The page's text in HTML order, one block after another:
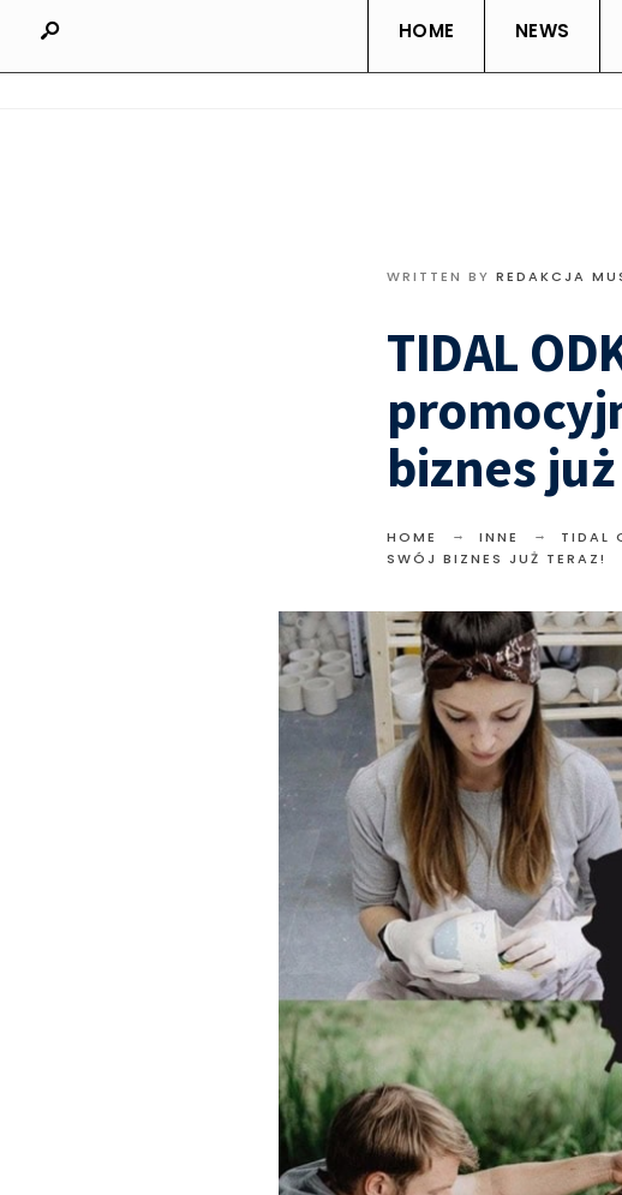
HOME NEWS
WRITTEN BY REDAKCJA
TIDAL
biznes
HOME INNE
TIDAL
SWÓJ BIZNES JUŻ TERAZ!